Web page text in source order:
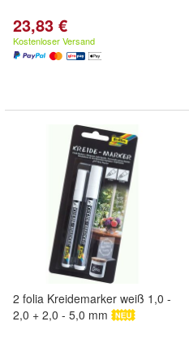
23,83 €
Kostenloser Versand
2 folia Kreidemarker weiß 1,0 -
2,0 + 2,0 - 5,0 mm